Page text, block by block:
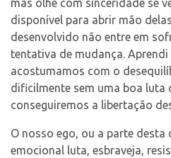
mas olhe com sinceridade se
disponível para abrir mão
desenvolvido não entre em
tentativa de mudança. Aprendi
acostumamos com o
dificilmente sem uma boa
conseguiremos a libertação
O nosso ego, ou a parte desta
emocional luta, esbraveja,